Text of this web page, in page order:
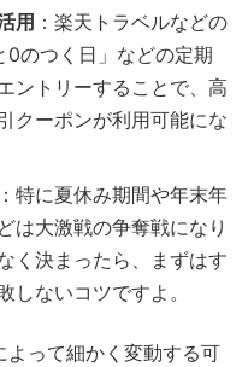
用 ：楽天トラベルなどの
のつく日」などの定期
ントリーすることで、高
クーポンが利用可能にな
：特に夏休み期間や年末年
は大激戦の争奪戦になり
く決まったら、まずはす
しないコツですよ。
って細かく変動する可